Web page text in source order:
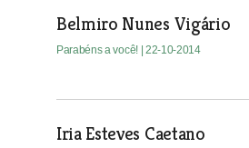
Belmiro Nunes Vigário
Parabéns a você! | 22-10-2014
Iria Esteves Caetano